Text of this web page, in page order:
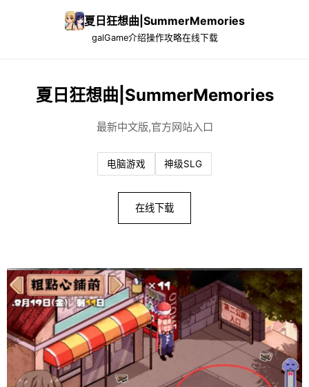
夏日狂想曲|SummerMemories
galGame介绍操作攻略在线下载
夏日狂想曲|SummerMemories
最新中文版,官方网站入口
电脑游戏 神级SLG
在线下载